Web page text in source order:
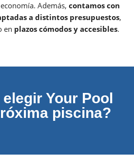
Además, contamos con
a distintos presupuestos,
en plazos cómodos y accesibles.
Your Pool
piscina?